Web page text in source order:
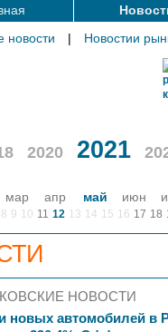
новости
| Новостии
2020 2021
мар апр май июн
8 9 10 11 12 13 14 15 16 17 18
НОВОСТИ
новых автомобилей в